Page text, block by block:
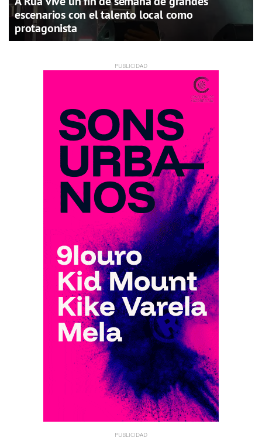
escenarios con el talento local como
protagonista